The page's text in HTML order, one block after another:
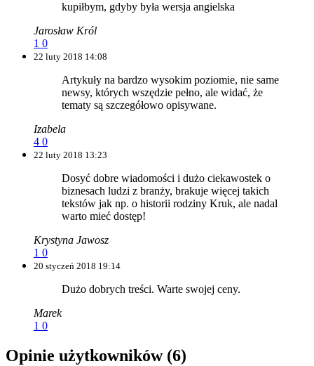
kupiłbym, gdyby była wersja angielska
Jarosław Król
1 0
22 luty 2018 14:08
Artykuły na bardzo wysokim poziomie, nie same
newsy, których wszędzie pełno, ale widać, że
tematy są szczegółowo opisywane.
Izabela
4 0
22 luty 2018 13:23
Dosyć dobre wiadomości i dużo ciekawostek o
biznesach ludzi z branży, brakuje więcej takich
tekstów jak np. o historii rodziny Kruk, ale nadal
warto mieć dostęp!
Krystyna Jawosz
1 0
20 styczeń 2018 19:14
Dużo dobrych treści. Warte swojej ceny.
Marek
1 0
Opinie użytkowników (6)